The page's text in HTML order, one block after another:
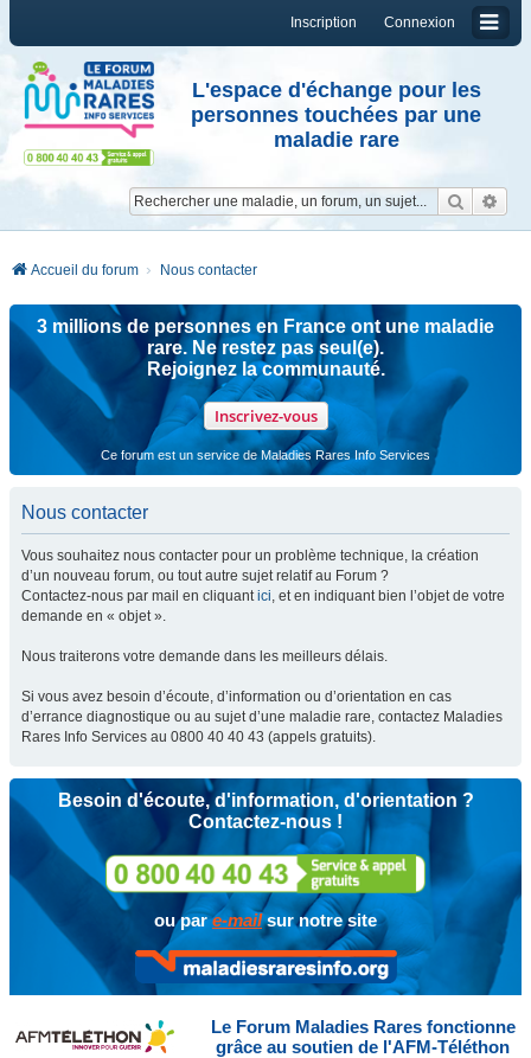
Connexion
Inscription
L'espace d'échange pour les
personnes touchées par une
maladie rare
Accueil du forum Nous contacter
3 millions de personnes en France ont une maladie
rare. Ne restez pas seul(e).
Rejoignez la communauté.
Inscrivez-vous
Ce forum est un service de Maladies Rares Info Services
Nous contacter
Vous souhaitez nous contacter pour un problème technique, la création
d’un nouveau forum, ou tout autre sujet relatif au Forum ?
Contactez-nous par mail en cliquantici, et en indiquant bien l’objet de votre
demande en « objet ».
Nous traiterons votre demande dans les meilleurs délais.
Si vous avez besoin d’écoute, d’information ou d’orientation en cas
d’errance diagnostique ou au sujet d’une maladie rare, contactez Maladies
Rares Info Services au 0800 40 40 43 (appels gratuits).
Besoin d'écoute, d'information, d'orientation ?
Contactez-nous !
ou pare-mailsur notre site
Le Forum Maladies Rares fonctionne
grâce au soutien de l'AFM-Téléthon